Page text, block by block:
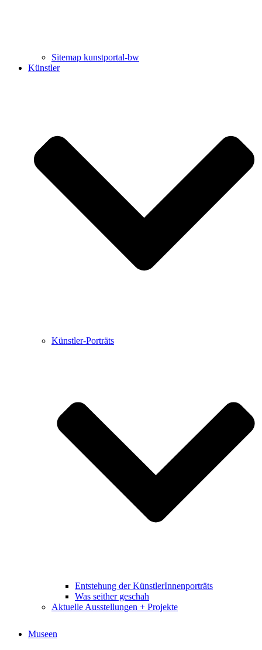
Buchbesprechungen von Harald Schwiers
Haralds Streifzüge
Hörtipps von Harald Schwiers
Kunstausflüge mit Sigrid Balke
Marc Peschke – Out of The Länd
Buchtipps von Uli Rothfuss
Sitemap kunstportal-bw
Künstler
Künstler-Porträts
Entstehung der KünstlerInnenporträts
Was seither geschah
Aktuelle Ausstellungen + Projekte
Museen